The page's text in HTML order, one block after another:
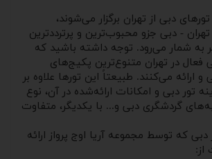
دبی از تهران برگزار می‌شوند،
- دبی جزو محبوب‌ترین و پرترددترین
به شمار می‌رود. توجه داشته باشید که
فعال در تهران متنوع‌ترین پکیج‌های
ارائه می‌کنند. طبیعتاً این تورها علاوه بر
تور دبی و امکانات ارائه‌شده در آن، نوع
گردشگری دبی و... با یکدیگر، متفاوت
که توسط مجموعه آریا اوج پرواز ارائه